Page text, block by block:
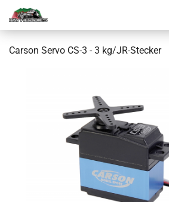
Carson Servo CS-3 - 3 kg/JR-Stecker